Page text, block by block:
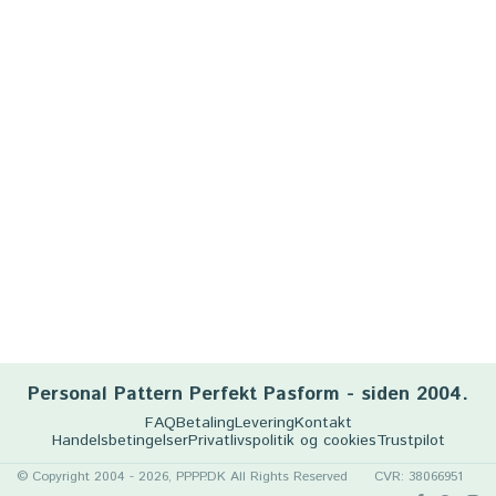
Personal Pattern Perfekt Pasform - siden 2004.
FAQBetalingLeveringKontakt
HandelsbetingelserPrivatlivspolitik og cookiesTrustpilot
© Copyright 2004 - 2026, PPPP.DK All Rights Reserved CVR: 38066951